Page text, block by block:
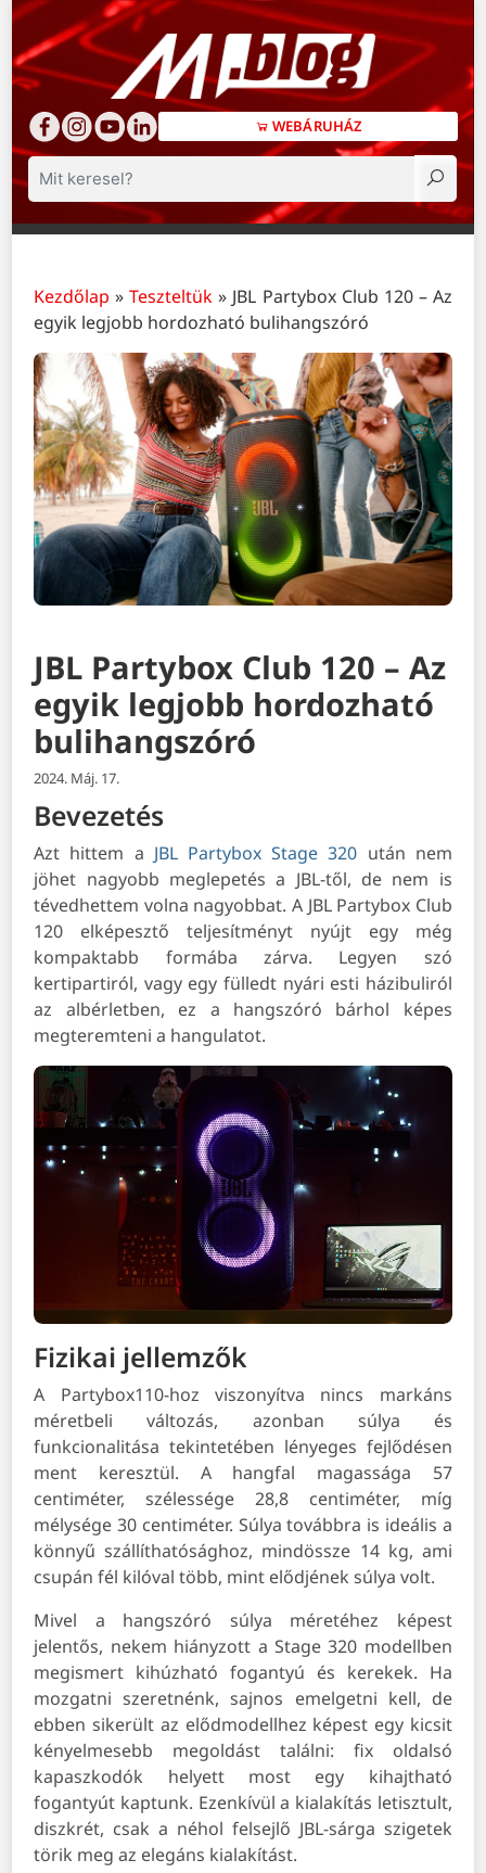
WEBÁRUHÁZ
Keresés
Kezdőlap »Teszteltük » JBL Partybox Club 120 – Az
egyik legjobb hordozható bulihangszóró
JBL Partybox Club 120 – Az
egyik legjobb hordozható
bulihangszóró
2024. Máj. 17.
Bevezetés
Azt hittem a JBL Partybox Stage 320 után nem
jöhet nagyobb meglepetés a JBL-től, de nem is
tévedhettem volna nagyobbat. A JBL Partybox Club
120 elképesztő teljesítményt nyújt egy még
kompaktabb formába zárva. Legyen szó
kertipartiról, vagy egy fülledt nyári esti házibuliról
az albérletben, ez a hangszóró bárhol képes
megteremteni a hangulatot.
Fizikai jellemzők
A Partybox110-hoz viszonyítva nincs markáns
méretbeli változás, azonban súlya és
funkcionalitása tekintetében lényeges fejlődésen
ment keresztül. A hangfal magassága 57
centiméter, szélessége 28,8 centiméter, míg
mélysége 30 centiméter. Súlya továbbra is ideális a
könnyű szállíthatósághoz, mindössze 14 kg, ami
csupán fél kilóval több, mint elődjének súlya volt.
Mivel a hangszóró súlya méretéhez képest
jelentős, nekem hiányzott a Stage 320 modellben
megismert kihúzható fogantyú és kerekek. Ha
mozgatni szeretnénk, sajnos emelgetni kell, de
ebben sikerült az elődmodellhez képest egy kicsit
kényelmesebb megoldást találni: fix oldalsó
kapaszkodók helyett most egy kihajtható
fogantyút kaptunk. Ezenkívül a kialakítás letisztult,
diszkrét, csak a néhol felsejlő JBL-sárga szigetek
törik meg az elegáns kialakítást.